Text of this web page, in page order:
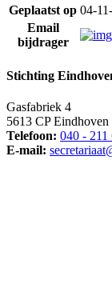
Geplaatst op 04-
Email
bijdrager
Stichting
Gasfabriek 4
5613 CP Eindhoven
Telefoon: 040 - 211
E-mail: